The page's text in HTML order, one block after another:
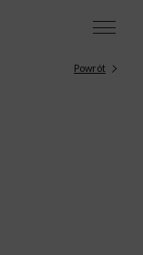
Powrót